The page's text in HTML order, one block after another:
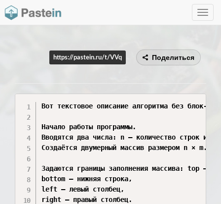
Toggle
https://pastein.ru/t/VVq Поделиться
Вот текстовое описание алгоритма без блок-
Начало работы программы.
Вводятся два числа: n — количество строк и m
Создаётся двумерный массив размером n × m.
Задаются границы заполнения массива: top —
bottom — нижняя строка,
left — левый столбец,
right — правый столбец.